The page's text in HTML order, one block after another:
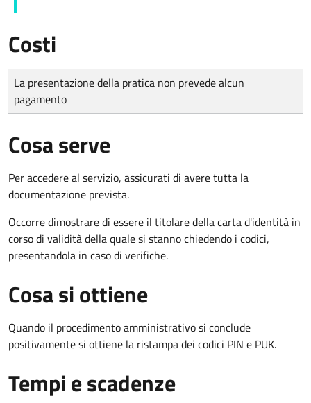
Costi
Tipo di pagamento
Importo
La presentazione della pratica non prevede alcun
pagamento
Cosa serve
Per accedere al servizio, assicurati di avere tutta la
documentazione prevista.
Occorre dimostrare di essere il titolare della carta d'identità in
corso di validità della quale si stanno chiedendo i codici,
presentandola in caso di verifiche.
Cosa si ottiene
Quando il procedimento amministrativo si conclude
positivamente si ottiene la ristampa dei codici PIN e PUK.
Tempi e scadenze